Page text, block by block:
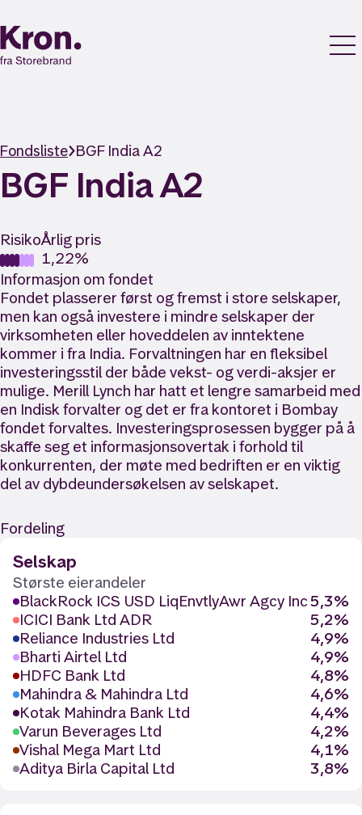
Fondsliste BGF India A2
BGF India A2
RisikoÅrlig pris
1,22%
Informasjon om fondet
Fondet plasserer først og fremst i store selskaper,
men kan også investere i mindre selskaper der
virksomheten eller hoveddelen av inntektene
kommer i fra India. Forvaltningen har en fleksibel
investeringsstil der både vekst- og verdi-aksjer er
mulige. Merill Lynch har hatt et lengre samarbeid med
en Indisk forvalter og det er fra kontoret i Bombay
fondet forvaltes. Investeringsprosessen bygger på å
skaffe seg et informasjonsovertak i forhold til
konkurrenten, der møte med bedriften er en viktig
del av dybdeundersøkelsen av selskapet.
Fordeling
Selskap
Største eierandeler
BlackRock ICS USD LiqEnvtlyAwr Agcy Inc5,3%
ICICI Bank Ltd ADR
5,2%
Reliance Industries Ltd
4,9%
Bharti Airtel Ltd
4,9%
HDFC Bank Ltd
4,8%
Mahindra & Mahindra Ltd
4,6%
Kotak Mahindra Bank Ltd
4,4%
Varun Beverages Ltd
4,2%
Vishal Mega Mart Ltd
4,1%
Aditya Birla Capital Ltd
3,8%